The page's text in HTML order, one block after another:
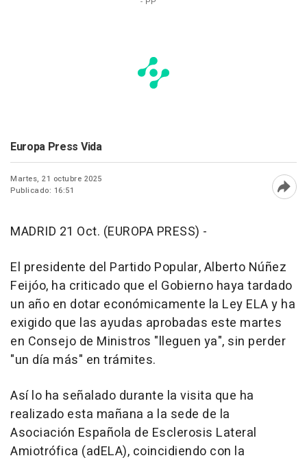
Europa Press Vida
Martes, 21 octubre 2025
Publicado: 16:51
MADRID 21 Oct. (EUROPA PRESS) -
El presidente del Partido Popular, Alberto Núñez
Feijóo, ha criticado que el Gobierno haya tardado
un año en dotar económicamente la Ley ELA y ha
exigido que las ayudas aprobadas este martes
en Consejo de Ministros "lleguen ya", sin perder
"un día más" en trámites.
Así lo ha señalado durante la visita que ha
realizado esta mañana a la sede de la
Asociación Española de Esclerosis Lateral
Amiotrófica (adELA), coincidiendo con la